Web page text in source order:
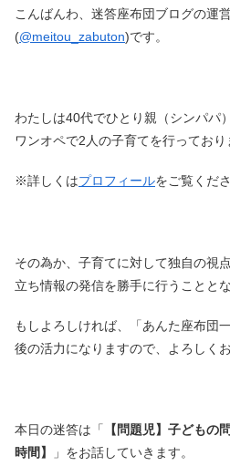
こんばんわ、迷答座布団ブログの運
(@meitou_zabuton)です。
わたしは40代でひとり親（シンパパ
ワンオペで2人の子育てを行っており
※詳しくはプロフィールをご覧くださ
その為か、子育てに対して独自の視
立ち情報の発信を勝手に行うこととな
もしよろしければ、「あんた座布団
後の活力になりますので、よろしく
本日の迷答は「
【問題児】子どもの
時間】
」をお話していきます。